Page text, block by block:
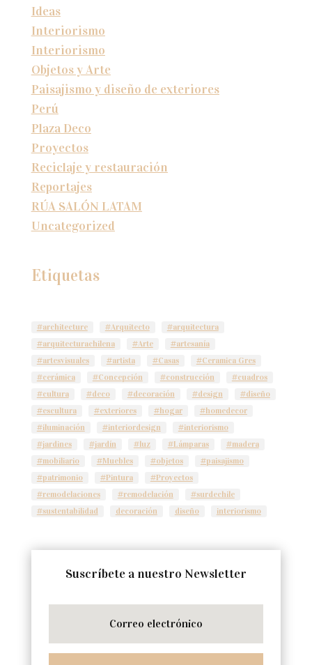
Ideas
Interiorismo
Interiorismo
Objetos y Arte
Paisajismo y diseño de exteriores
Perú
Plaza Deco
Proyectos
Reciclaje y restauración
Reportajes
RÚA SALÓN LATAM
Uncategorized
Etiquetas
#architecture #Arquitecto
#arquitectura
#arquitecturachilena
#Arte
#artesanía
#artesvisuales
#artista #Casas
#Ceramica Gres
#cerámica
#Concepción #construcción
#cuadros
#cultura
#deco #decoración #design
#diseño
#escultura
#exteriores #hogar
#homedecor
#iluminación
#interiordesign
#interiorismo
#jardines
#jardín #luz #Lámparas
#madera
#mobiliario
#Muebles #objetos
#paisajismo
#patrimonio
#Pintura
#Proyectos
#remodelaciones
#remodelación
#surdechile
#sustentabilidad
decoración diseño interiorismo
Suscríbete a nuestro Newsletter